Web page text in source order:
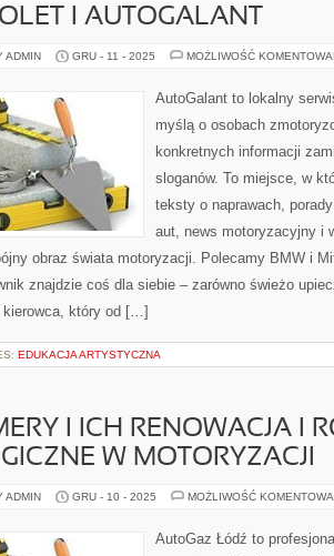
I AUTOGALANT
ADMIN GRU - 11 - 2025 MOŻLIWOŚĆ
AutoGalant to lokalny
myślą o osobach
konkretnych informacji
sloganów. To miejsce, w
teksty o naprawach,
aut, news motoryzacyjny i
obraz świata motoryzacji. Polecamy BMW i
znajdzie coś dla siebie – zarówno świeżo
kierowca, który od […]
EDUKACJA ARTYSTYCZNA
I ICH RENOWACJA I
W MOTORYZACJI
ADMIN GRU - 10 - 2025 MOŻLIWOŚĆ
AutoGaz Łódź to